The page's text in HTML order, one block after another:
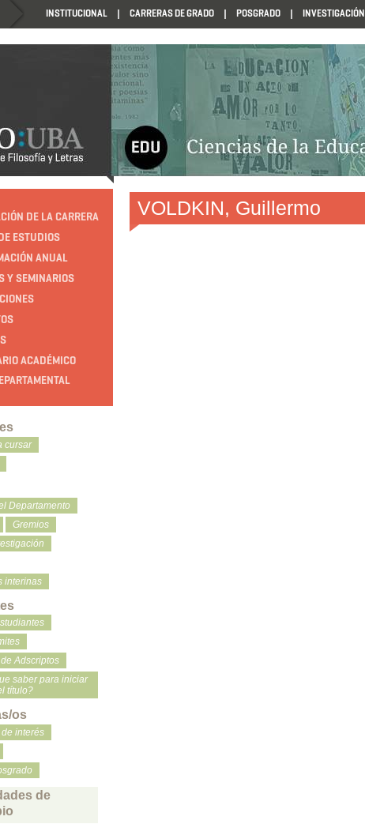
INSTITUCIONAL CARRERAS DE GRADO POSGRADO INVESTIGACIÓN
PROGRAMACION1985
DE LA CARRERA
ESTUDIOS
ANUAL
Y SEMINARIOS
ACADÉMICO
cursar
Departamento
Gremios
interinas
Adscriptos
saber para iniciar
título?
os
interés
de
VOLDKIN, Guillermo